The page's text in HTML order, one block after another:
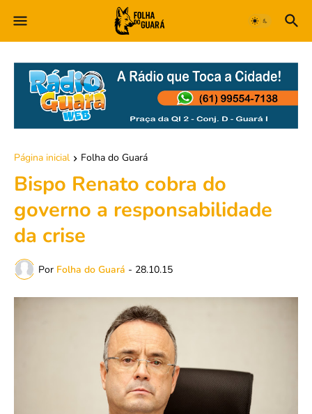
Página inicial Folha do Guará
Bispo Renato cobra do
governo a responsabilidade
da crise
Por Folha do Guará - 28.10.15